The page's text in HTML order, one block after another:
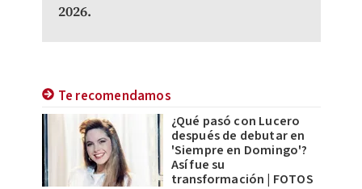
2026.
Te recomendamos
¿Qué pasó con Lucero
después de debutar en
'Siempre en Domingo'?
Así fue su
transformación | FOTOS